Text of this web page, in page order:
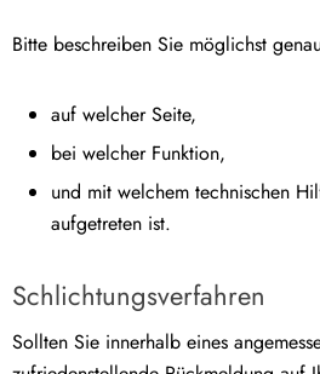
Bitte beschreiben Sie möglichst
auf welcher Seite,
bei welcher Funktion,
und mit welchem technischen
aufgetreten ist.
Schlichtungsverfahren
Sollten Sie innerhalb eines